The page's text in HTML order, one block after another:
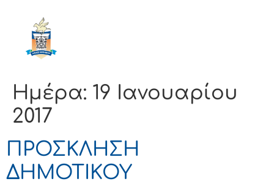
Ημέρα: 19 Ιανουαρίου
2017
ΠΡΟΣΚΛΗΣΗ
ΔΗΜΟΤΙΚΟΥ